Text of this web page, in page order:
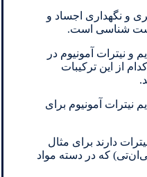
و نگهداری اجساد و
شناسی است.
و نیترات آمونیوم در
از این ترکیبات
نیترات آمونیوم برای
دارند برای مثال
که در دسته مواد